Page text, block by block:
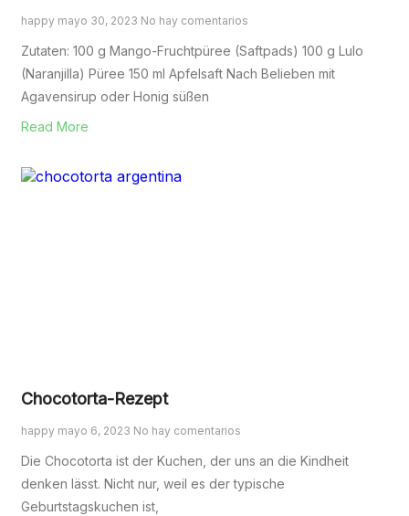
happy mayo 30, 2023 No hay comentarios
Zutaten: 100 g Mango-Fruchtpüree (Saftpads) 100 g Lulo
(Naranjilla) Püree 150 ml Apfelsaft Nach Belieben mit
Agavensirup oder Honig süßen
Read More
Chocotorta-Rezept
happy mayo 6, 2023 No hay comentarios
Die Chocotorta ist der Kuchen, der uns an die Kindheit
denken lässt. Nicht nur, weil es der typische
Geburtstagskuchen ist,